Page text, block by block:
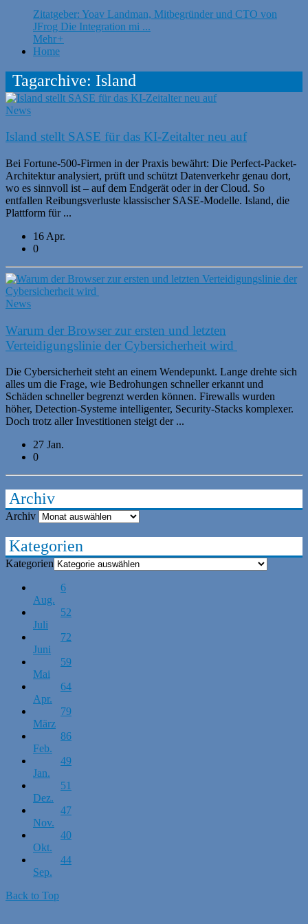
Zitatgeber: Yoav Landman, Mitbegründer und CTO von
JFrog Die Integration mi ...
Mehr+
Home
Tagarchive: Island
News
Island stellt SASE für das KI-Zeitalter neu auf
Bei Fortune-500-Firmen in der Praxis bewährt: Die Perfect-Packet-
Architektur analysiert, prüft und schützt Datenverkehr genau dort,
wo es sinnvoll ist – auf dem Endgerät oder in der Cloud. So
entfallen Reibungsverluste klassischer SASE-Modelle. Island, die
Plattform für ...
16 Apr.
0
News
Warum der Browser zur ersten und letzten
Verteidigungslinie der Cybersicherheit wird
Die Cybersicherheit steht an einem Wendepunkt. Lange drehte sich
alles um die Frage, wie Bedrohungen schneller erkannt und
Schäden schneller begrenzt werden können. Firewalls wurden
höher, Detection-Systeme intelligenter, Security-Stacks komplexer.
Doch trotz aller Investitionen steigt der ...
27 Jan.
0
Archiv
Archiv
Kategorien
Kategorien
6
Aug.
52
Juli
72
Juni
59
Mai
64
Apr.
79
März
86
Feb.
49
Jan.
51
Dez.
47
Nov.
40
Okt.
44
Sep.
Back to Top